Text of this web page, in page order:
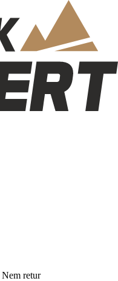
Nem retur